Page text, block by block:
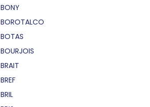
BONY
BOROTALCO
BOTAS
BOURJOIS
BRAIT
BREF
BRIL